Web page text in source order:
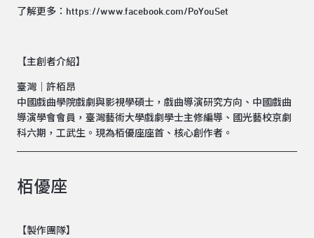
了解更多： https://www.facebook.com/PoYouSet
【主創者介紹】
臺灣｜許栢昂
中國戲曲學院戲劇與影視學碩士，戲曲導演研究方向、中國戲曲
導演學會會員，臺灣藝術大學戲劇學士主修編導、國光藝校京劇
科六期，工武生。現為栢優座座首、核心創作者。
栢優座
【製作團隊】